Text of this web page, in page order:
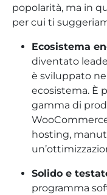
popolarità, ma in
per cui ti
Ecosistema
diventato
è sviluppato
ecosistema. È
gamma di
hosting,
Solido e
programma